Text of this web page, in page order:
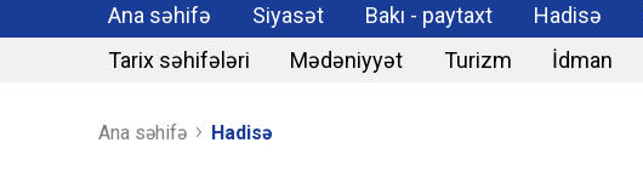
Ana səhifə Siyasət Bakı - paytaxt Hadisə
Tarix səhifələri
Mədəniyyət Turizm İdman
Ana səhifə Hadisə